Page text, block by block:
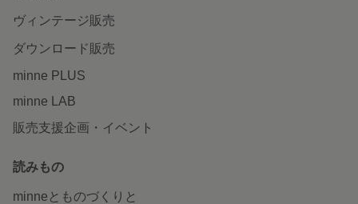
ヴィンテージ販売
ダウンロード販売
minne PLUS
minne LAB
販売支援企画・イベント
読みもの
minneとものづくりと